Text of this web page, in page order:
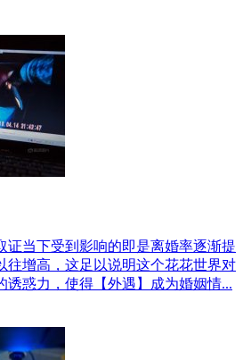
证当下受到影响的即是离婚率逐渐提
往增高，这足以说明这个花花世界对
诱惑力，使得【外遇】成为婚姻情...